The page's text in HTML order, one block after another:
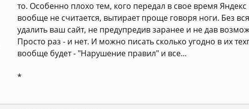
то. Особенно плохо тем, кого передал в свое время
вообще не считается, вытирает проще говоря ноги. Без
удалить ваш сайт, не предупредив заранее и не дав
Просто раз - и нет. И можно писать сколько угодно в их
вообще будет - "Нарушение правил" и все...
*